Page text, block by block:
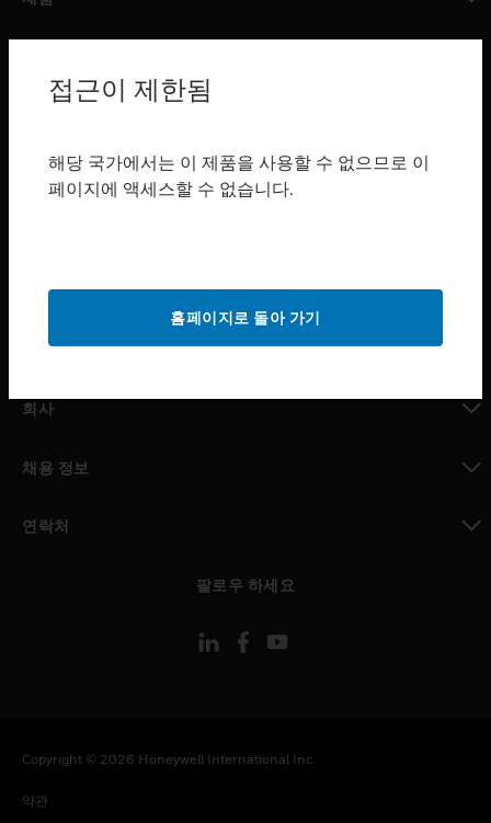
toggle view
toggle view
toggle view
산업 분야
구매처
MYAUTOMATION サポート
회사
채용 정보
연락처
팔로우 하세요
Copyright © 2026 Honeywell International Inc
약관
접근이 제한됨
해당 국가에서는 이 제품을 사용할 수 없으므로 이
페이지에 액세스할 수 없습니다.
홈페이지로 돌아 가기